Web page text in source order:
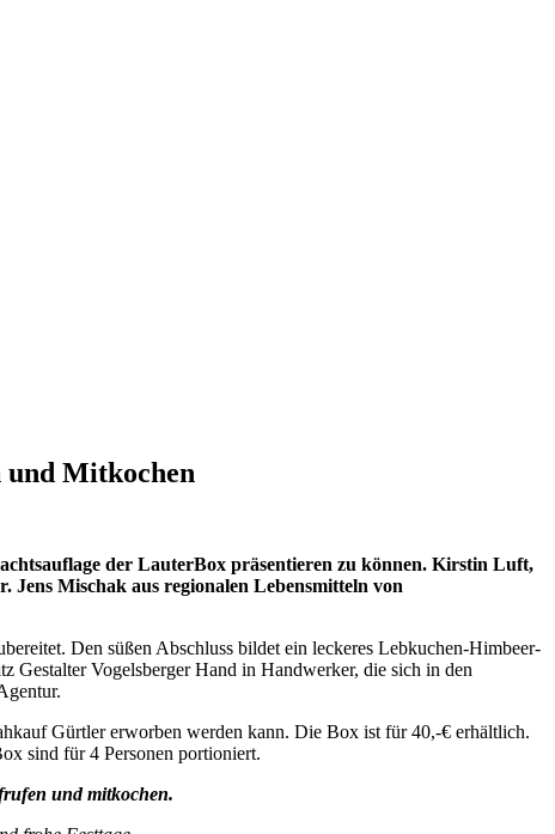
und Mitkochen
der LauterBox präsentieren zu können. Kirstin Luft,
Mischak aus regionalen Lebensmitteln von
Den süßen Abschluss bildet ein leckeres Lebkuchen-Himbeer-
Gestalter Vogelsberger Hand in Handwerker, die sich in den
Gürtler erworben werden kann. Die Box ist für 40,-€ erhältlich.
sind für 4 Personen portioniert.
und mitkochen.